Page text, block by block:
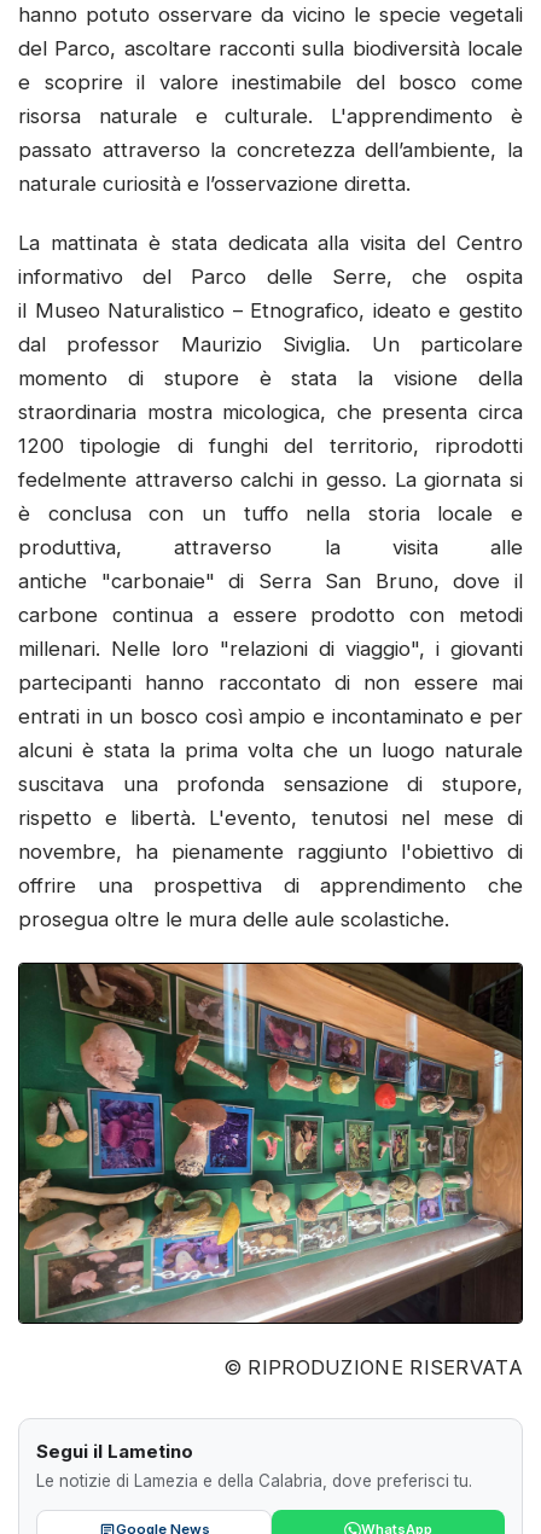
hanno potuto osservare da vicino le specie vegetali
del Parco, ascoltare racconti sulla biodiversità locale
e scoprire il valore inestimabile del bosco come
risorsa naturale e culturale. L'apprendimento è
passato attraverso la concretezza dell’ambiente, la
naturale curiosità e l’osservazione diretta.
La mattinata è stata dedicata alla visita del Centro
informativo del Parco delle Serre, che ospita
il Museo Naturalistico – Etnografico, ideato e gestito
dal professor Maurizio Siviglia. Un particolare
momento di stupore è stata la visione della
straordinaria mostra micologica, che presenta circa
1200 tipologie di funghi del territorio, riprodotti
fedelmente attraverso calchi in gesso. La giornata si
è conclusa con un tuffo nella storia locale e
produttiva, attraverso la visita alle
antiche "carbonaie" di Serra San Bruno, dove il
carbone continua a essere prodotto con metodi
millenari. Nelle loro "relazioni di viaggio", i giovanti
partecipanti hanno raccontato di non essere mai
entrati in un bosco così ampio e incontaminato e per
alcuni è stata la prima volta che un luogo naturale
suscitava una profonda sensazione di stupore,
rispetto e libertà. L'evento, tenutosi nel mese di
novembre, ha pienamente raggiunto l'obiettivo di
offrire una prospettiva di apprendimento che
prosegua oltre le mura delle aule scolastiche.
© RIPRODUZIONE RISERVATA
Segui il Lametino
Le notizie di Lamezia e della Calabria, dove preferisci tu.
Google News WhatsApp